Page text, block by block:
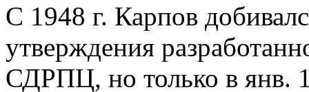
С 1948 г. Карпов
утверждения
СДРПЦ, но только в